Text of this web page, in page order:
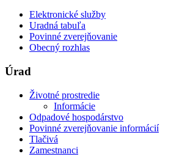
Elektronické služby
Uradná tabuľa
Povinné zverejňovanie
Obecný rozhlas
Úrad
Životné prostredie
Informácie
Odpadové hospodárstvo
Povinné zverejňovanie informácií
Tlačivá
Zamestnanci